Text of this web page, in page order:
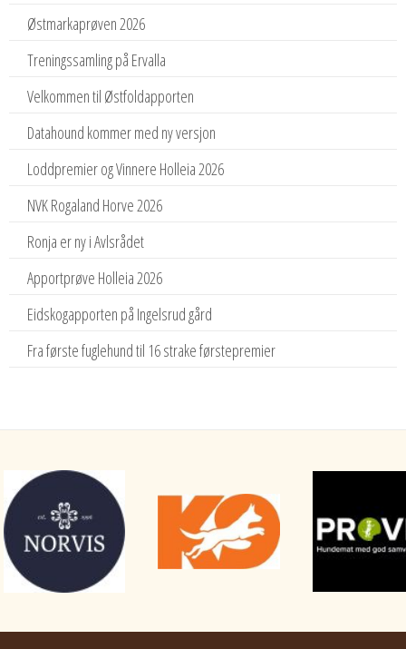
Østmarkaprøven 2026
Treningssamling på Ervalla
Velkommen til Østfoldapporten
Datahound kommer med ny versjon
Loddpremier og Vinnere Holleia 2026
NVK Rogaland Horve 2026
Ronja er ny i Avlsrådet
Apportprøve Holleia 2026
Eidskogapporten på Ingelsrud gård
Fra første fuglehund til 16 strake førstepremier